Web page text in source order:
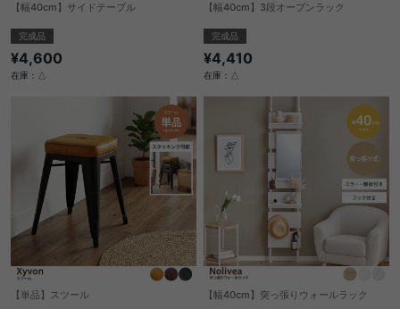
【幅40cm】サイドテーブル
完成品
¥4,600
在庫：△
【幅40cm】3段オープンラック
完成品
¥4,410
在庫：△
【単品】スツール 【幅40cm】突っ張りウォールラック